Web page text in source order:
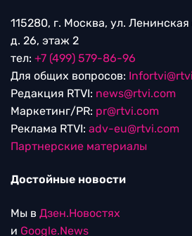
115280, г. Москва, ул. Ленинская
д. 26, этаж 2
тел: +7 (499) 579-86-96
Для общих вопросов:
Редакция RTVI: news@rtvi.com
Маркетинг/PR: pr@rtvi.com
Реклама RTVI: adv-eu@rtvi.com
Партнерские материалы
Достойные новости
Мы в Дзен.Новостях
и Google.News